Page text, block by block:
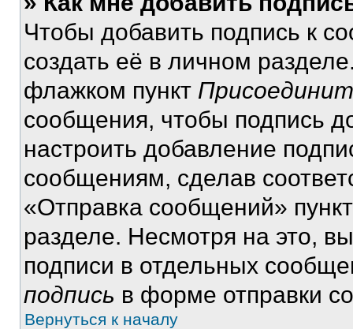
Чтобы добавить подпись к
создать её в личном
флажком пункт
сообщения, чтобы подпись
настроить добавление
сообщениям, сделав
«Отправка сообщений»
разделе. Несмотря на это,
подписи в отдельных
подпись в форме отправки
Вернуться к началу